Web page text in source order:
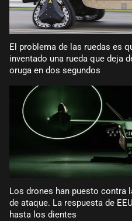
El problema de las ruedas es
inventado una rueda que deja
oruga en dos segundos
Los drones han puesto contra
de ataque. La respuesta de
hasta los dientes